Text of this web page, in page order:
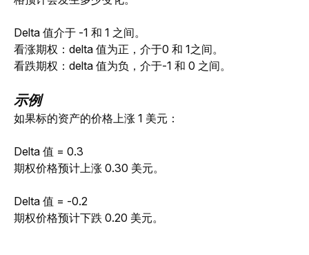
Delta 值介于 -1 和 1 之间。
看涨期权：delta 值为正，介于0 和 1之间。
看跌期权：delta 值为负，介于-1 和 0 之间。
示例
如果标的资产的价格上涨 1 美元：
Delta 值 = 0.3
期权价格预计上涨 0.30 美元。
Delta 值 = -0.2
期权价格预计下跌 0.20 美元。